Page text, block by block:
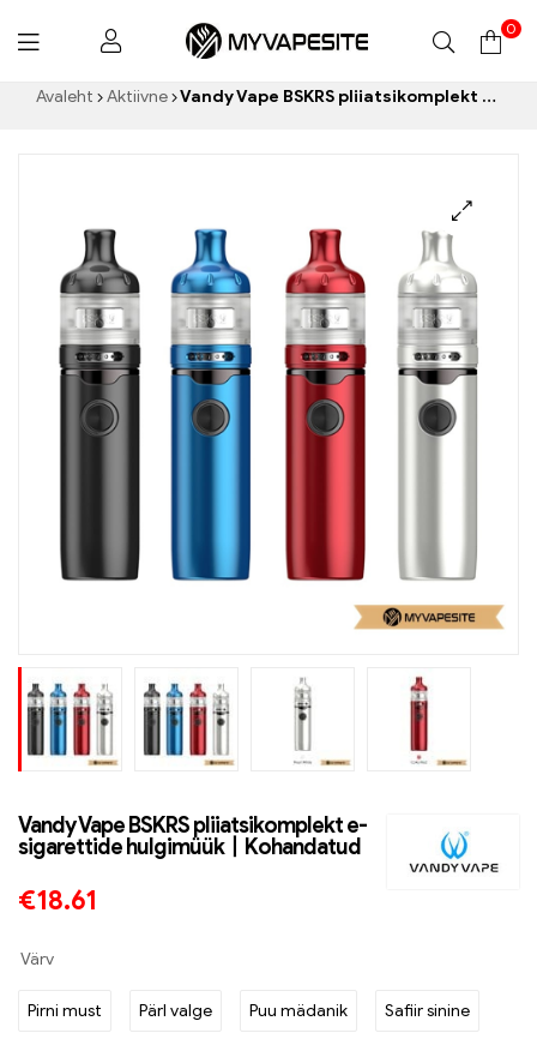
Myvapesite.de
0
Avaleht Aktiivne Vandy Vape BSKRS pliiatsikomplekt e-sigarettide hulgimüük丨Kohandatud
Vandy Vape BSKRS pliiatsikomplekt e-
sigarettide hulgimüük丨Kohandatud
€18.61
Värv
Pirni must Pärl valge Puu mädanik Safiir sinine